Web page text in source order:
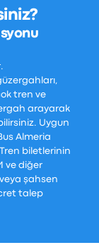
tren ve
arayarak
Uygun
Almeria
biletlerinin
ve diğer
şahsen
talep